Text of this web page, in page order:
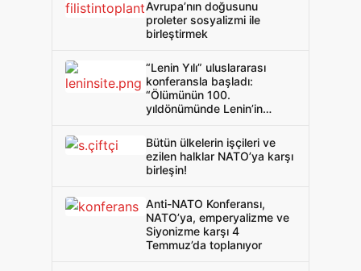
Avrupa’nın doğusunu
proleter sosyalizmi ile
birleştirmek
“Lenin Yılı” uluslararası
konferansla başladı:
“Ölümünün 100.
yıldönümünde Lenin’in
Bütün ülkelerin işçileri ve
ezilen halklar NATO’ya karşı
birleşin!
Anti-NATO Konferansı,
NATO’ya, emperyalizme ve
Siyonizme karşı 4
Temmuz’da toplanıyor